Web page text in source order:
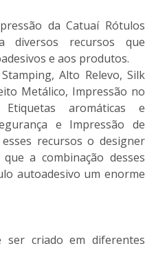
da Catuaí Rótulos
diversos recursos que
e aos produtos.
Alto Relevo, Silk
Metálico, Impressão no
Etiquetas aromáticas e
e Impressão de
recursos o designer
a combinação desses
autoadesivo um enorme
ser criado em diferentes